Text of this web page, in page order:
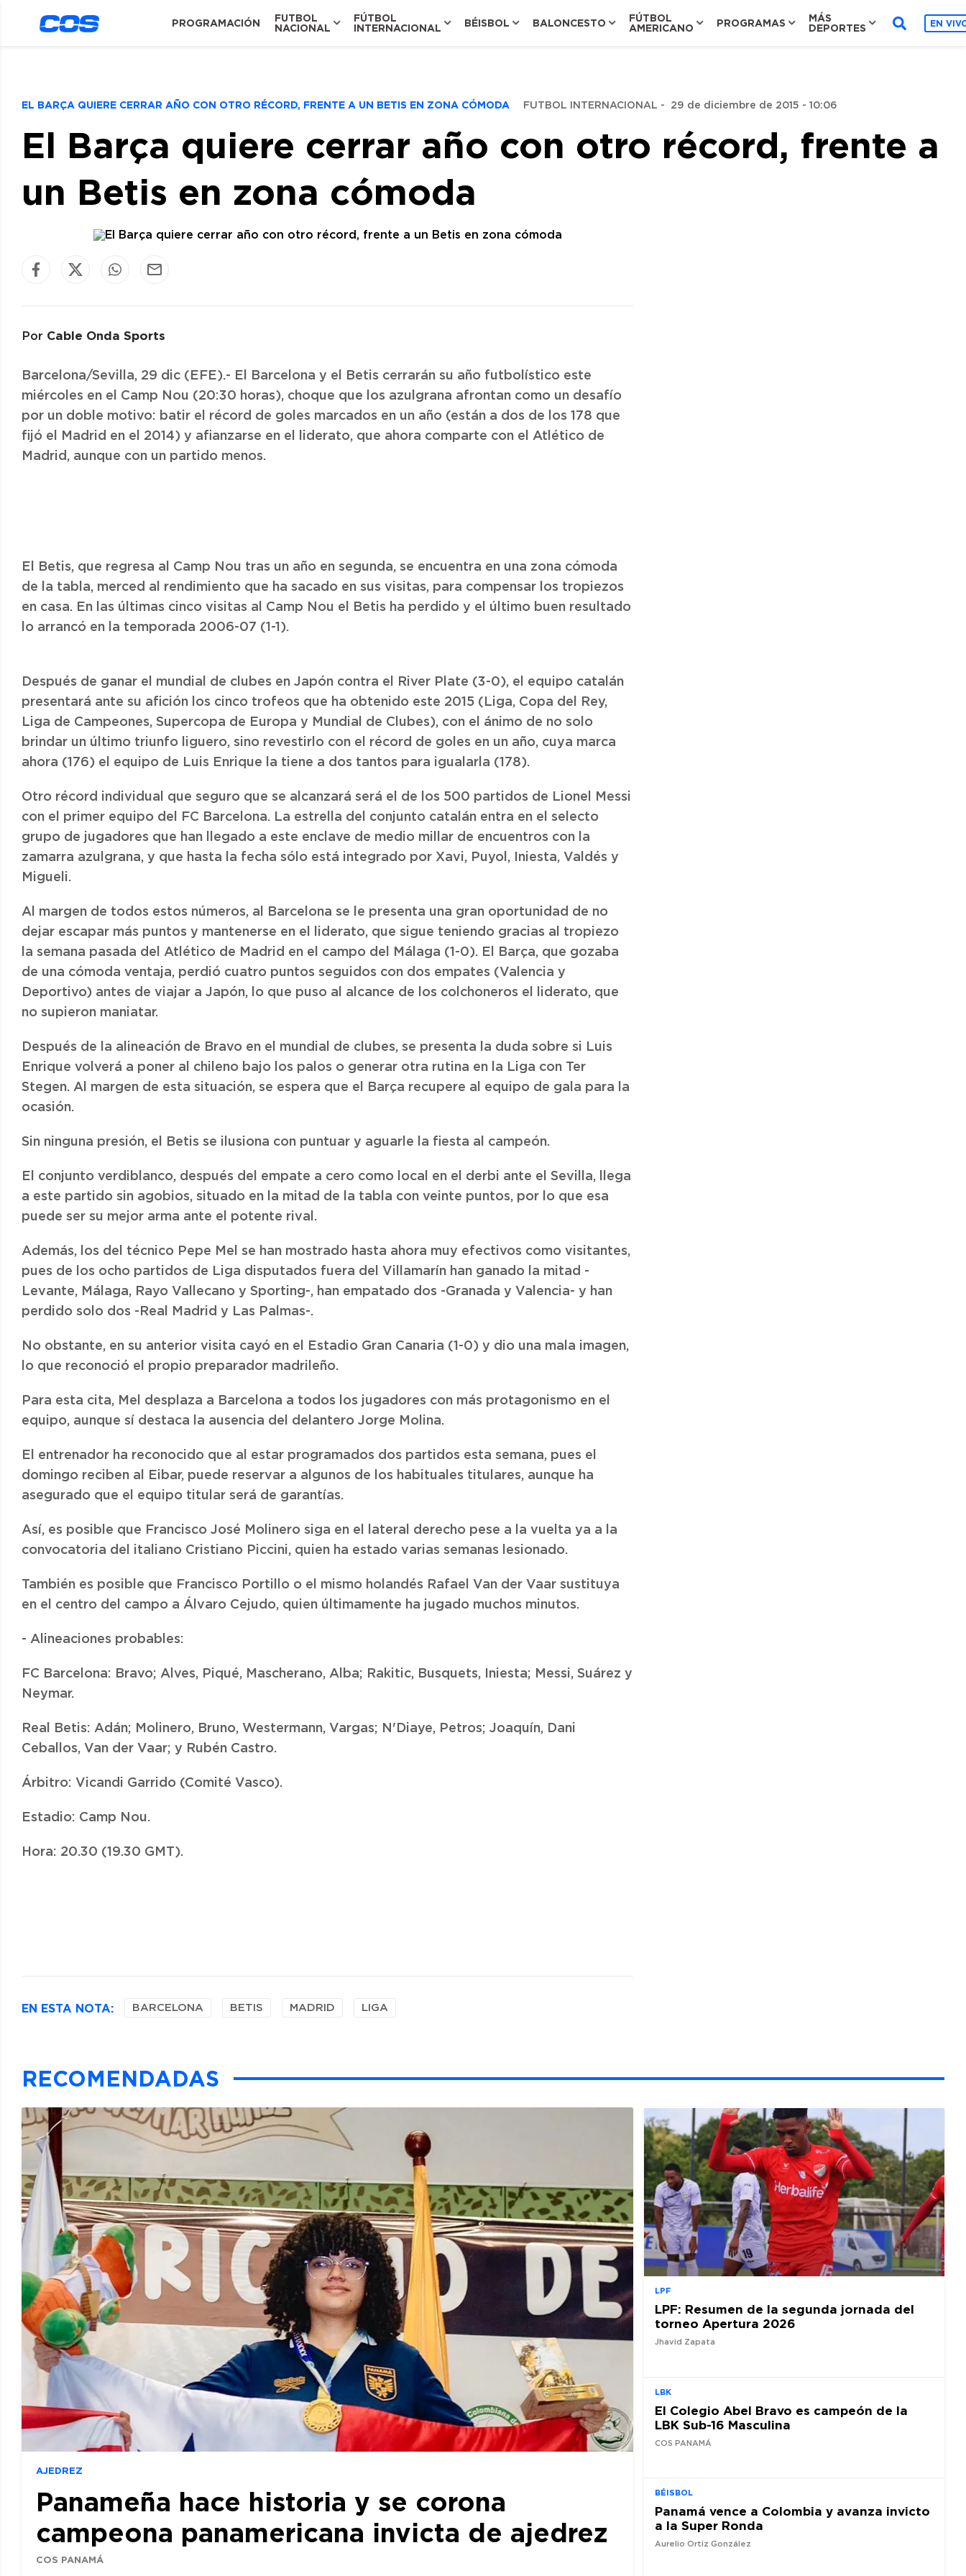
PROGRAMACIÓN
FUTBOL
NACIONAL
FÚTBOL
INTERNACIONAL
BÉISBOL BALONCESTO
FÚTBOL
AMERICANO
PROGRAMAS
MÁS
DEPORTES
EN
EL BARÇA QUIERE CERRAR AÑO CON OTRO RÉCORD, FRENTE A UN BETIS EN ZONA CÓMODA FUTBOL INTERNACIONAL - 29 de diciembre de 2015 - 10:06
El Barça quiere cerrar año con otro récord, frente a
un Betis en zona cómoda
Por Cable Onda Sports
Barcelona/Sevilla, 29 dic (EFE).- El Barcelona y el Betis cerrarán su año futbolístico este
miércoles en el Camp Nou (20:30 horas), choque que los azulgrana afrontan como un desafío
por un doble motivo: batir el récord de goles marcados en un año (están a dos de los 178 que
fijó el Madrid en el 2014) y afianzarse en el liderato, que ahora comparte con el Atlético de
Madrid, aunque con un partido menos.
El Betis, que regresa al Camp Nou tras un año en segunda, se encuentra en una zona cómoda
de la tabla, merced al rendimiento que ha sacado en sus visitas, para compensar los tropiezos
en casa. En las últimas cinco visitas al Camp Nou el Betis ha perdido y el último buen resultado
lo arrancó en la temporada 2006-07 (1-1).
Después de ganar el mundial de clubes en Japón contra el River Plate (3-0), el equipo catalán
presentará ante su afición los cinco trofeos que ha obtenido este 2015 (Liga, Copa del Rey,
Liga de Campeones, Supercopa de Europa y Mundial de Clubes), con el ánimo de no solo
brindar un último triunfo liguero, sino revestirlo con el récord de goles en un año, cuya marca
ahora (176) el equipo de Luis Enrique la tiene a dos tantos para igualarla (178).
Otro récord individual que seguro que se alcanzará será el de los 500 partidos de Lionel Messi
con el primer equipo del FC Barcelona. La estrella del conjunto catalán entra en el selecto
grupo de jugadores que han llegado a este enclave de medio millar de encuentros con la
zamarra azulgrana, y que hasta la fecha sólo está integrado por Xavi, Puyol, Iniesta, Valdés y
Migueli.
Al margen de todos estos números, al Barcelona se le presenta una gran oportunidad de no
dejar escapar más puntos y mantenerse en el liderato, que sigue teniendo gracias al tropiezo
la semana pasada del Atlético de Madrid en el campo del Málaga (1-0). El Barça, que gozaba
de una cómoda ventaja, perdió cuatro puntos seguidos con dos empates (Valencia y
Deportivo) antes de viajar a Japón, lo que puso al alcance de los colchoneros el liderato, que
no supieron maniatar.
Después de la alineación de Bravo en el mundial de clubes, se presenta la duda sobre si Luis
Enrique volverá a poner al chileno bajo los palos o generar otra rutina en la Liga con Ter
Stegen. Al margen de esta situación, se espera que el Barça recupere al equipo de gala para la
ocasión.
Sin ninguna presión, el Betis se ilusiona con puntuar y aguarle la fiesta al campeón.
El conjunto verdiblanco, después del empate a cero como local en el derbi ante el Sevilla, llega
a este partido sin agobios, situado en la mitad de la tabla con veinte puntos, por lo que esa
puede ser su mejor arma ante el potente rival.
Además, los del técnico Pepe Mel se han mostrado hasta ahora muy efectivos como visitantes,
pues de los ocho partidos de Liga disputados fuera del Villamarín han ganado la mitad -
Levante, Málaga, Rayo Vallecano y Sporting-, han empatado dos -Granada y Valencia- y han
perdido solo dos -Real Madrid y Las Palmas-.
No obstante, en su anterior visita cayó en el Estadio Gran Canaria (1-0) y dio una mala imagen,
lo que reconoció el propio preparador madrileño.
Para esta cita, Mel desplaza a Barcelona a todos los jugadores con más protagonismo en el
equipo, aunque sí destaca la ausencia del delantero Jorge Molina.
El entrenador ha reconocido que al estar programados dos partidos esta semana, pues el
domingo reciben al Eibar, puede reservar a algunos de los habituales titulares, aunque ha
asegurado que el equipo titular será de garantías.
Así, es posible que Francisco José Molinero siga en el lateral derecho pese a la vuelta ya a la
convocatoria del italiano Cristiano Piccini, quien ha estado varias semanas lesionado.
También es posible que Francisco Portillo o el mismo holandés Rafael Van der Vaar sustituya
en el centro del campo a Álvaro Cejudo, quien últimamente ha jugado muchos minutos.
- Alineaciones probables:
FC Barcelona: Bravo; Alves, Piqué, Mascherano, Alba; Rakitic, Busquets, Iniesta; Messi, Suárez y
Neymar.
Real Betis: Adán; Molinero, Bruno, Westermann, Vargas; N'Diaye, Petros; Joaquín, Dani
Ceballos, Van der Vaar; y Rubén Castro.
Árbitro: Vicandi Garrido (Comité Vasco).
Estadio: Camp Nou.
Hora: 20.30 (19.30 GMT).
EN ESTA NOTA: BARCELONA BETIS MADRID LIGA
RECOMENDADAS
AJEDREZ
Panameña hace historia y se corona
campeona panamericana invicta de ajedrez
COS PANAMÁ
LPF
LPF: Resumen de la segunda jornada del
torneo Apertura 2026
Jhavid Zapata
LBK
El Colegio Abel Bravo es campeón de la
LBK Sub-16 Masculina
COS PANAMÁ
BÉISBOL
Panamá vence a Colombia y avanza invicto
a la Super Ronda
Aurelio Ortiz González